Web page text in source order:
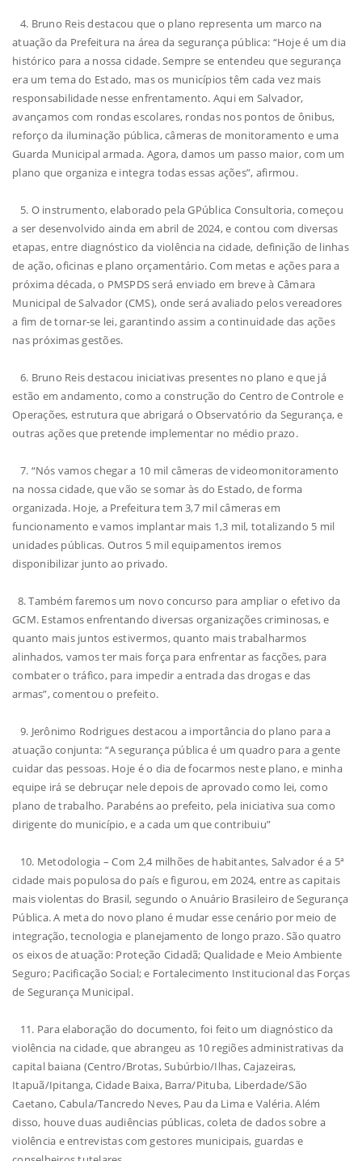
4. Bruno Reis destacou que o plano representa um marco na
atuação da Prefeitura na área da segurança pública: “Hoje é um dia
histórico para a nossa cidade. Sempre se entendeu que segurança
era um tema do Estado, mas os municípios têm cada vez mais
responsabilidade nesse enfrentamento. Aqui em Salvador,
avançamos com rondas escolares, rondas nos pontos de ônibus,
reforço da iluminação pública, câmeras de monitoramento e uma
Guarda Municipal armada. Agora, damos um passo maior, com um
plano que organiza e integra todas essas ações”, afirmou.
5. O instrumento, elaborado pela GPública Consultoria, começou
a ser desenvolvido ainda em abril de 2024, e contou com diversas
etapas, entre diagnóstico da violência na cidade, definição de linhas
de ação, oficinas e plano orçamentário. Com metas e ações para a
próxima década, o PMSPDS será enviado em breve à Câmara
Municipal de Salvador (CMS), onde será avaliado pelos vereadores
a fim de tornar-se lei, garantindo assim a continuidade das ações
nas próximas gestões.
6. Bruno Reis destacou iniciativas presentes no plano e que já
estão em andamento, como a construção do Centro de Controle e
Operações, estrutura que abrigará o Observatório da Segurança, e
outras ações que pretende implementar no médio prazo.
7. “Nós vamos chegar a 10 mil câmeras de videomonitoramento
na nossa cidade, que vão se somar às do Estado, de forma
organizada. Hoje, a Prefeitura tem 3,7 mil câmeras em
funcionamento e vamos implantar mais 1,3 mil, totalizando 5 mil
unidades públicas. Outros 5 mil equipamentos iremos
disponibilizar junto ao privado.
8. Também faremos um novo concurso para ampliar o efetivo da
GCM. Estamos enfrentando diversas organizações criminosas, e
quanto mais juntos estivermos, quanto mais trabalharmos
alinhados, vamos ter mais força para enfrentar as facções, para
combater o tráfico, para impedir a entrada das drogas e das
armas”, comentou o prefeito.
9. Jerônimo Rodrigues destacou a importância do plano para a
atuação conjunta: “A segurança pública é um quadro para a gente
cuidar das pessoas. Hoje é o dia de focarmos neste plano, e minha
equipe irá se debruçar nele depois de aprovado como lei, como
plano de trabalho. Parabéns ao prefeito, pela iniciativa sua como
dirigente do município, e a cada um que contribuiu”
10. Metodologia – Com 2,4 milhões de habitantes, Salvador é a 5ª
cidade mais populosa do país e figurou, em 2024, entre as capitais
mais violentas do Brasil, segundo o Anuário Brasileiro de Segurança
Pública. A meta do novo plano é mudar esse cenário por meio de
integração, tecnologia e planejamento de longo prazo. São quatro
os eixos de atuação: Proteção Cidadã; Qualidade e Meio Ambiente
Seguro; Pacificação Social; e Fortalecimento Institucional das Forças
de Segurança Municipal.
11. Para elaboração do documento, foi feito um diagnóstico da
violência na cidade, que abrangeu as 10 regiões administrativas da
capital baiana (Centro/Brotas, Subúrbio/Ilhas, Cajazeiras,
Itapuã/Ipitanga, Cidade Baixa, Barra/Pituba, Liberdade/São
Caetano, Cabula/Tancredo Neves, Pau da Lima e Valéria. Além
disso, houve duas audiências públicas, coleta de dados sobre a
violência e entrevistas com gestores municipais, guardas e